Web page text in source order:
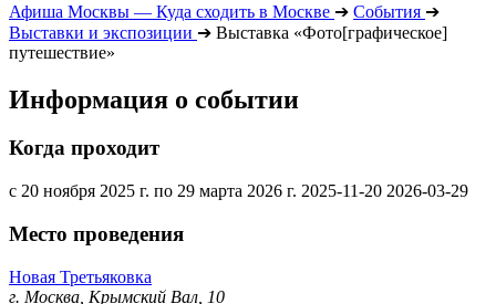
Афиша Москвы — Куда сходить в Москве ➔ События ➔
Выставки и экспозиции ➔ Выставка «Фото[графическое]
путешествие»
Информация о событии
Когда проходит
с 20 ноября 2025 г. по 29 марта 2026 г. 2025-11-20 2026-03-29
Место проведения
Новая Третьяковка
г. Москва, Крымский Вал, 10